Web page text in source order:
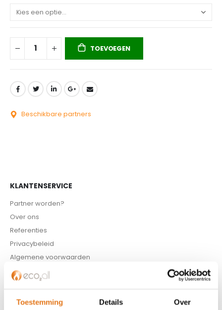
Toestemming Details Over
TOEVOEGEN
Beschikbare partners
KLANTENSERVICE
Partner worden?
Over ons
Referenties
Privacybeleid
Algemene voorwaarden
ISDE-subsidie
Partner Locator
Contact